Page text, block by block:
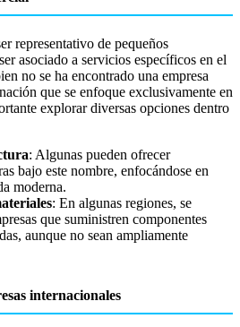
representativo de pequeños
asociado a servicios específicos en el
no se ha encontrado una empresa
que se enfoque exclusivamente en
explorar diversas opciones dentro
: Algunas pueden ofrecer
bajo este nombre, enfocándose en
moderna.
: En algunas regiones, se
que suministren componentes
aunque no sean ampliamente
internacionales